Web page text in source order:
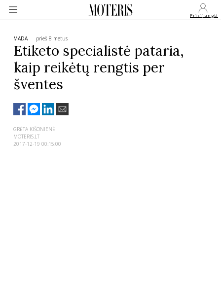
Prisijungti
VEIDAI
MADA
MADA prieš 8 metus
Etiketo specialistė pataria,
kaip reikėtų rengtis per
šventes
GRĖTA KIŠONIENĖ
MOTERIS.LT
2017-12-19 00:15:00